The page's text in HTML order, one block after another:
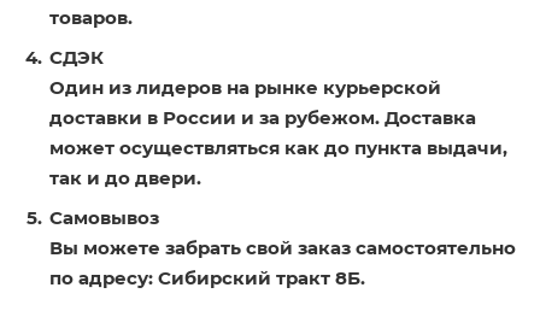
товаров.
СДЭК
Один из лидеров на рынке курьерской
доставки в России и за рубежом. Доставка
может осуществляться как до пункта выдачи,
так и до двери.
Самовывоз
Вы можете забрать свой заказ самостоятельно
по адресу: Сибирский тракт 8Б.